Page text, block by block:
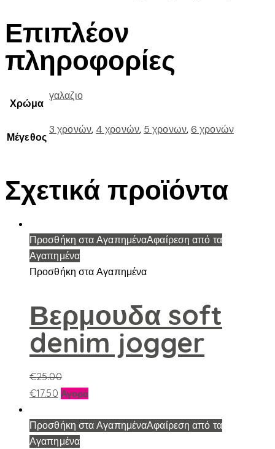
Επιπλέον
πληροφορίες
Χρώμα
γαλαζιο
Μέγεθος
3 χρονών, 4 χρονών, 5 χρονων,6 χρονών
Σχετικά προϊόντα
Προσθήκη στα ΑγαπημέναΑφαίρεση από τα
Αγαπημένα
Προσθήκη στα Αγαπημένα
Βερμουδα soft
denim jogger
€25.00
€17.50 ΑγοράΑυτό
προϊόν
Προσθήκη στα ΑγαπημέναΑφαίρεση από τα
Αγαπημένα